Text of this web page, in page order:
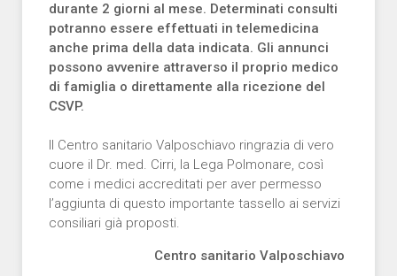
durante 2 giorni al mese. Determinati consulti
potranno essere effettuati in telemedicina
anche prima della data indicata. Gli annunci
possono avvenire attraverso il proprio medico
di famiglia o direttamente alla ricezione del
CSVP.
Il Centro sanitario Valposchiavo ringrazia di vero
cuore il Dr. med. Cirri, la Lega Polmonare, così
come i medici accreditati per aver permesso
l’aggiunta di questo importante tassello ai servizi
consiliari già proposti.
Centro sanitario Valposchiavo